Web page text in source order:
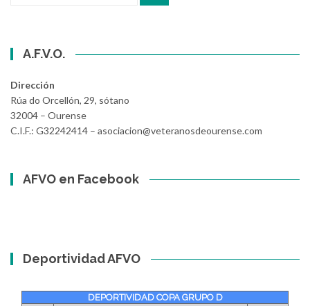
A.F.V.O.
Dirección
Rúa do Orcellón, 29, sótano
32004 – Ourense
C.I.F.: G32242414 – asociacion@veteranosdeourense.com
AFVO en Facebook
Deportividad AFVO